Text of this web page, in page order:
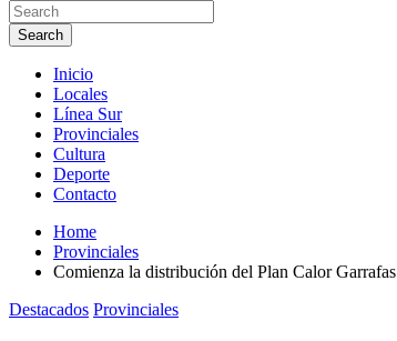
Search
Inicio
Locales
Línea Sur
Provinciales
Cultura
Deporte
Contacto
Home
Provinciales
Comienza la distribución del Plan Calor Garrafas
Destacados Provinciales